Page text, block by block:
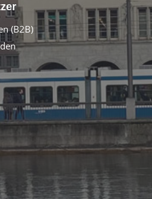
(B2B)